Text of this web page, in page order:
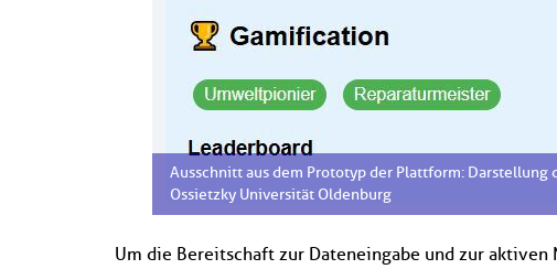
Ausschnitt aus dem Prototyp der Plattform: Darstellung
Ossietzky Universität Oldenburg
Um die Bereitschaft zur Dateneingabe und zur